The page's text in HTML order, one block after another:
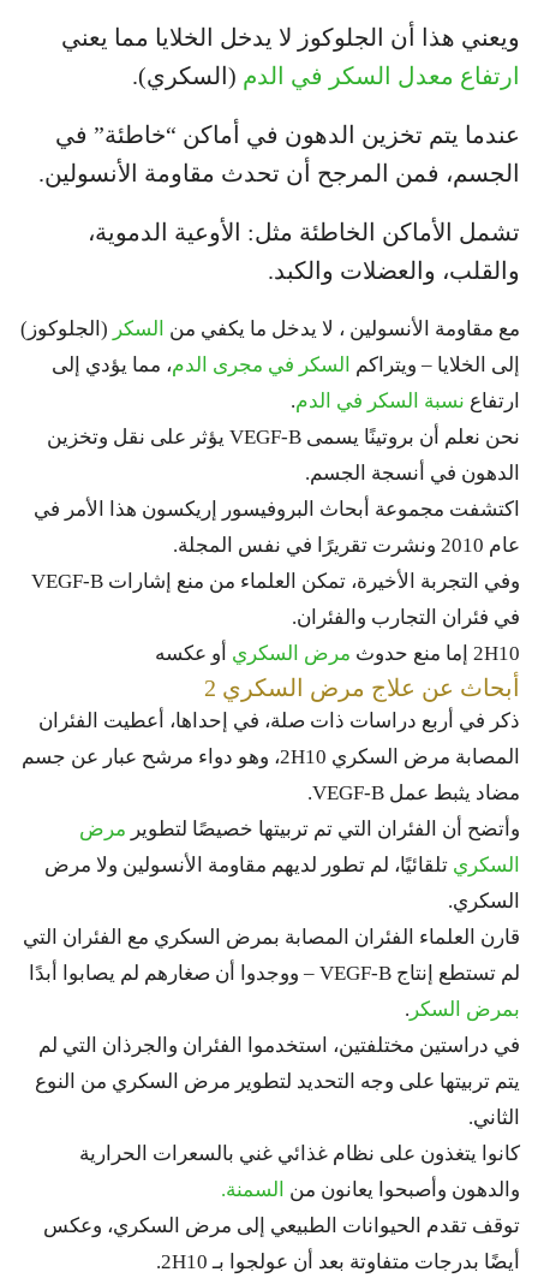
ويعني هذا أن الجلوكوز لا يدخل الخلايا مما يعني
ارتفاع معدل السكر في الدم (السكري).
عندما يتم تخزين الدهون في أماكن “خاطئة” في
الجسم، فمن المرجح أن تحدث مقاومة الأنسولين.
تشمل الأماكن الخاطئة مثل: الأوعية الدموية،
والقلب، والعضلات والكبد.
مع مقاومة الأنسولين ، لا يدخل ما يكفي من السكر (الجلوكوز)
إلى الخلايا – ويتراكم السكر في مجرى الدم، مما يؤدي إلى
ارتفاع نسبة السكر في الدم.
نحن نعلم أن بروتينًا يسمى VEGF-B يؤثر على نقل وتخزين
الدهون في أنسجة الجسم.
اكتشفت مجموعة أبحاث البروفيسور إريكسون هذا الأمر في
عام 2010 ونشرت تقريرًا في نفس المجلة.
وفي التجربة الأخيرة، تمكن العلماء من منع إشارات VEGF-B
في فئران التجارب والفئران.
2H10 إما منع حدوث
مرض السكري أو عكسه
أبحاث عن علاج مرض السكري 2
ذكر في أربع دراسات ذات صلة، في إحداها، أعطيت الفئران
المصابة مرض السكري 2H10، وهو دواء مرشح عبار عن جسم
مضاد يثبط عمل VEGF-B.
وأتضح أن الفئران التي تم تربيتها خصيصًا لتطوير مرض
السكري تلقائيًا، لم تطور لديهم مقاومة الأنسولين ولا مرض
السكري.
قارن العلماء الفئران المصابة بمرض السكري مع الفئران التي
لم تستطع إنتاج VEGF-B – ووجدوا أن صغارهم لم يصابوا أبدًا
بمرض السكر .
في دراستين مختلفتين، استخدموا الفئران والجرذان التي لم
يتم تربيتها على وجه التحديد لتطوير مرض السكري من النوع
الثاني.
كانوا يتغذون على نظام غذائي غني بالسعرات الحرارية
والدهون وأصبحوا يعانون من السمنة.
توقف تقدم الحيوانات الطبيعي إلى مرض السكري، وعكس
أيضًا بدرجات متفاوتة بعد أن عولجوا بـ 2H10.